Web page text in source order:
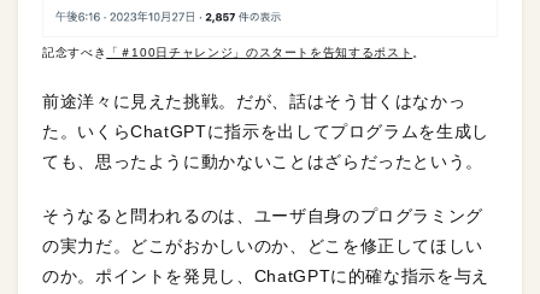
記念すべき 「＃100日チャレンジ」のスタートを告知するポスト
前途洋々に見えた挑戦。だが、話はそう甘くはなかっ
た。いくらChatGPTに指示を出してプログラムを生成し
ても、思ったように動かないことはざらだったという。
そうなると問われるのは、ユーザ自身のプログラミング
の実力だ。どこがおかしいのか、どこを修正してほしい
のか。ポイントを発見し、ChatGPTに的確な指示を与え